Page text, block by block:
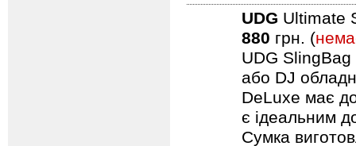
UDG Ultimate
880 грн. (
UDG
або DJ
DeLuxe має
є ідеальним
Сумка